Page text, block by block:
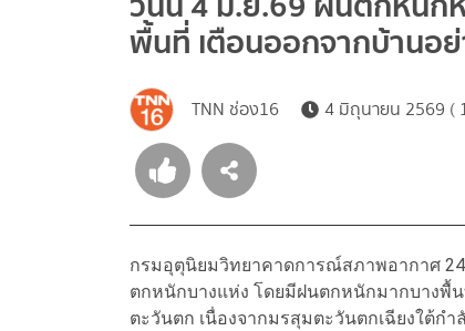
พื้นที่ เตือนออกจากบ้านอ
TNN ช่อง16 4 มิถุนายน 2569 (
กรมอุตุนิยมวิทยาคาดการณ์สภาพอากาศ
ตกหนักบางแห่ง โดยมีฝนตกหนักมากบางพื้
ตะวันตก เนื่องจากมรสุมตะวันตกเฉียงใต้ก